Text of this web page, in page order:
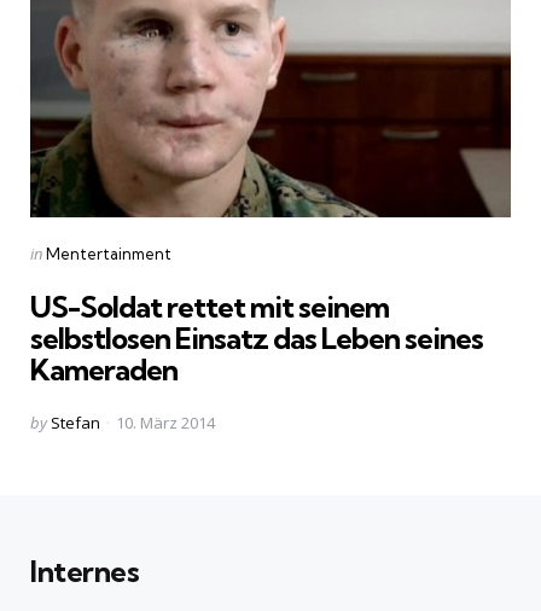
Categories
Posted
inMentertainment
US-Soldat rettet mit seinem
selbstlosen Einsatz das Leben seines
Kameraden
Posted
by Stefan 10. März 2014
Internes